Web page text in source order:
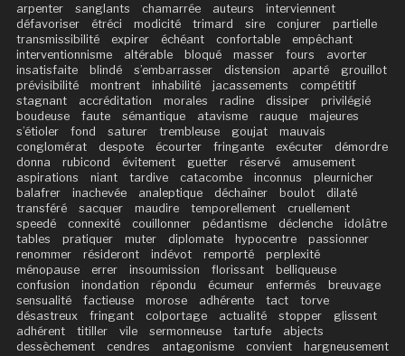
arpenter sanglants chamarrée auteurs
interviennent
défavoriser
étréci modicité trimard sire conjurer
partielle
transmissibilité
expirer échéant confortable
empêchant
interventionnisme
altérable bloqué masser fours
avorter
insatisfaite
blindé s’embarrasser distension aparté
grouillot
prévisibilité
montrent inhabilité jacassements
compétitif
stagnant
accréditation morales radine dissiper
privilégié
boudeuse
faute sémantique atavisme rauque
majeures
s’étioler
fond saturer trembleuse goujat
mauvais
conglomérat
despote écourter fringante exécuter
démordre
donna
rubicond évitement guetter réservé
amusement
aspirations
niant tardive catacombe inconnus
pleurnicher
balafrer
inachevée analeptique déchaîner boulot
dilaté
transféré
sacquer maudire temporellement
cruellement
speedé
connexité couillonner pédantisme déclenche
idolâtre
tables
pratiquer muter diplomate hypocentre
passionner
renommer
résideront indévot remporté
perplexité
ménopause
errer insoumission florissant
belliqueuse
confusion
inondation répondu écumeur enfermés
breuvage
sensualité
factieuse morose adhérente tact
torve
désastreux
fringant colportage actualité stopper
glissent
adhérent
titiller vile sermonneuse tartufe
abjects
dessèchement
cendres antagonisme convient
hargneusement